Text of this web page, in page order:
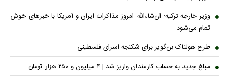
وزیر خارجه ترکیه: ان‌شاءالله امروز مذاکرات ایران و آمریکا با خبرهای خوش
تمام می‌شود
طرح هولناک بن‌گویر برای شکنجه اسرای فلسطینی
مبلغ جدید به حساب کارمندان واریز شد | ۴ میلیون و ۲۵۰ هزار تومان